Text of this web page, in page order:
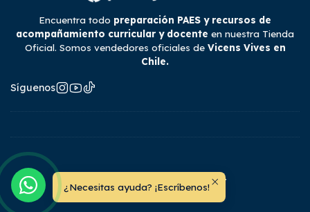
Encuentra todo preparación PAES y recursos de
acompañamiento curricular y docente en nuestra Tienda
Oficial. Somos vendedores oficiales de Vicens Vives en
Chile.
Síguenos
2026 Tienda Puntaje Nacional.
Todos los derechos reservados
¿Necesitas ayuda? ¡Escríbenos!